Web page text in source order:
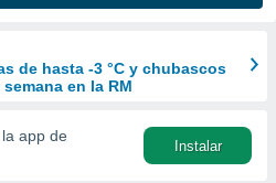
de hasta -3 °C y chubascos
en la RM
la app de
Instalar